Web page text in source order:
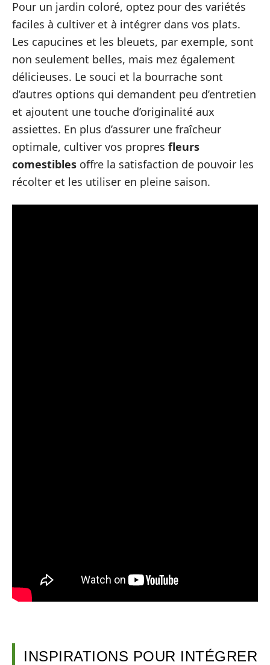
Pour un jardin coloré, optez pour des variétés
faciles à cultiver et à intégrer dans vos plats.
Les capucines et les bleuets, par exemple, sont
non seulement belles, mais mez également
délicieuses. Le souci et la bourrache sont
d’autres options qui demandent peu d’entretien
et ajoutent une touche d’originalité aux
assiettes. En plus d’assurer une fraîcheur
optimale, cultiver vos propres fleurs
comestibles offre la satisfaction de pouvoir les
récolter et les utiliser en pleine saison.
INSPIRATIONS POUR INTÉGRER